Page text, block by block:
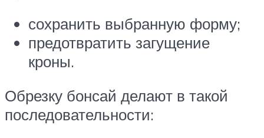
сохранить выбранную форму;
предотвратить загущение
кроны.
Обрезку бонсай делают в такой
последовательности: